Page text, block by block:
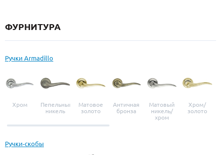
ФУРНИТУРА
Ручки Armadillo
Хром
Пепельный
никель
Матовое
золото
Античная
бронза
Матовый
никель/
хром
Хром/
золото
Ручки-скобы